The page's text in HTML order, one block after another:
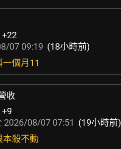
+22
07 09:19 (18小時前)
一個月11
收
+9
2026/08/07 07:51 (19小時前)
本殺不動